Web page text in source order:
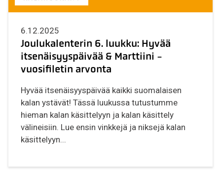
6.12.2025
Joulukalenterin 6. luukku: Hyvää
itsenäisyyspäivää & Marttiini -
vuosifiletin arvonta
Hyvää itsenäisyyspäivää kaikki suomalaisen
kalan ystävät! Tässä luukussa tutustumme
hieman kalan käsittelyyn ja kalan käsittely
välineisiin. Lue ensin vinkkejä ja niksejä kalan
käsittelyyn...